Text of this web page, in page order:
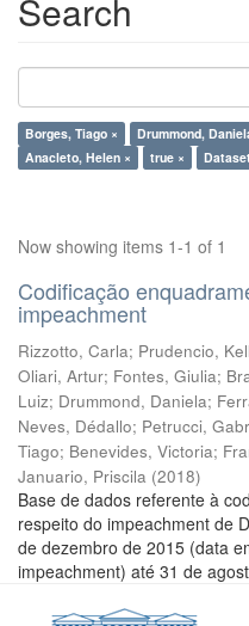
Search
Borges, Tiago × Drummond,
Anacleto, Helen ×
true ×
Now showing items 1-1 of 1
Codificação
impeachment
Rizzotto, Carla; Prudencio,
Oliari, Artur; Fontes, Giulia;
Luiz; Drummond, Daniela;
Neves, Dédallo; Petrucci,
Tiago; Benevides, Victoria;
Januario, Priscila (2018)
Base de dados referente à
respeito do impeachment de
de dezembro de 2015 (data
impeachment) até 31 de